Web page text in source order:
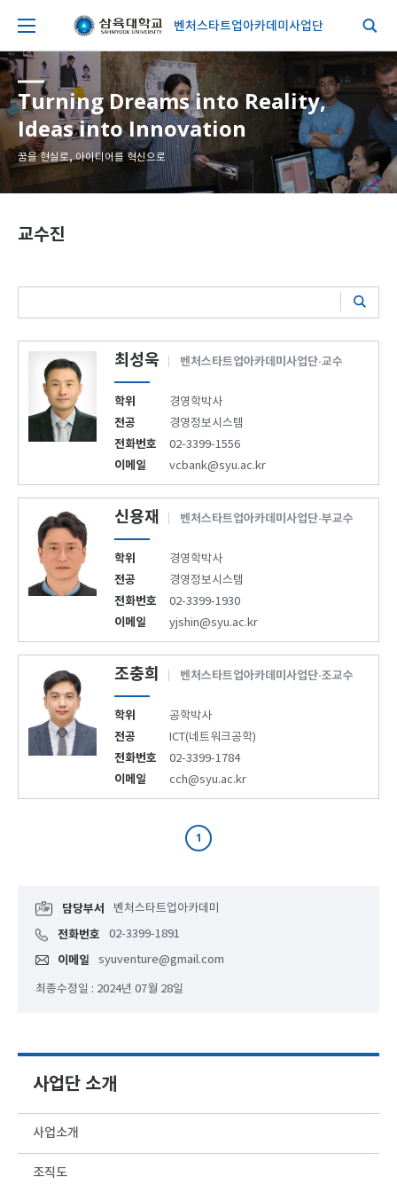
벤처스타트업아카데미사업단
Turning Dreams into Reality,
Ideas into Innovation
꿈을 현실로, 아이디어를 혁신으로
교수진
최성욱 벤처스타트업아카데미사업단·교수
학위 경영학박사
전공 경영정보시스템
전화번호 02-3399-1556
이메일 vcbank@syu.ac.kr
신용재 벤처스타트업아카데미사업단·부교수
학위 경영학박사
전공 경영정보시스템
전화번호 02-3399-1930
이메일 yjshin@syu.ac.kr
조충희 벤처스타트업아카데미사업단·조교수
학위 공학박사
전공 ICT(네트워크공학)
전화번호 02-3399-1784
이메일 cch@syu.ac.kr
1
담당부서 벤처스타트업아카데미
전화번호 02-3399-1891
이메일 syuventure@gmail.com
최종수정일 : 2024년 07월 28일
사업단 소개
사업소개
조직도